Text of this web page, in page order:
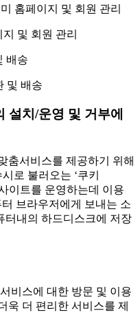
홈페이지 및 회원 관리
및 회원 관리
배송
및 배송
설치/운영 및 거부에
춤서비스를 제공하기 위해
로 불러오는 ‘쿠키
이트를 운영하는데 이용
브라우저에게 보내는 소
터내의 하드디스크에 저장
비스에 대한 방문 및 이용
욱 더 편리한 서비스를 제